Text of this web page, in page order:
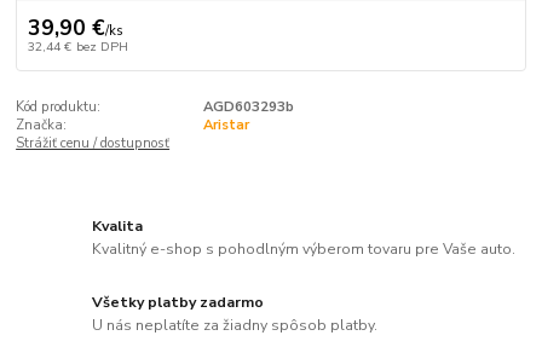
39,90 €/ks
32,44 € bez DPH
Kód produktu:
AGD603293b
Značka:
Aristar
Strážiť cenu / dostupnosť
Kvalita
Kvalitný e-shop s pohodlným výberom tovaru pre Vaše auto.
Všetky platby zadarmo
U nás neplatíte za žiadny spôsob platby.